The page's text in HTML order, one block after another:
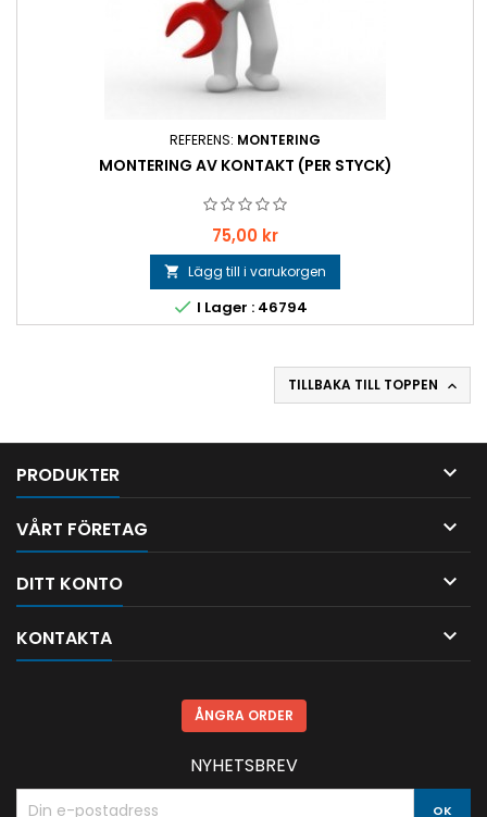
REFERENS: MONTERING
MONTERING AV KONTAKT (PER STYCK)
Pris
75,00 kr
 Lägg till i varukorgen
 I Lager : 46794
TILLBAKA TILL TOPPEN 
PRODUKTER 
VÅRT FÖRETAG 
DITT KONTO 
KONTAKTA 
ÅNGRA ORDER
NYHETSBREV